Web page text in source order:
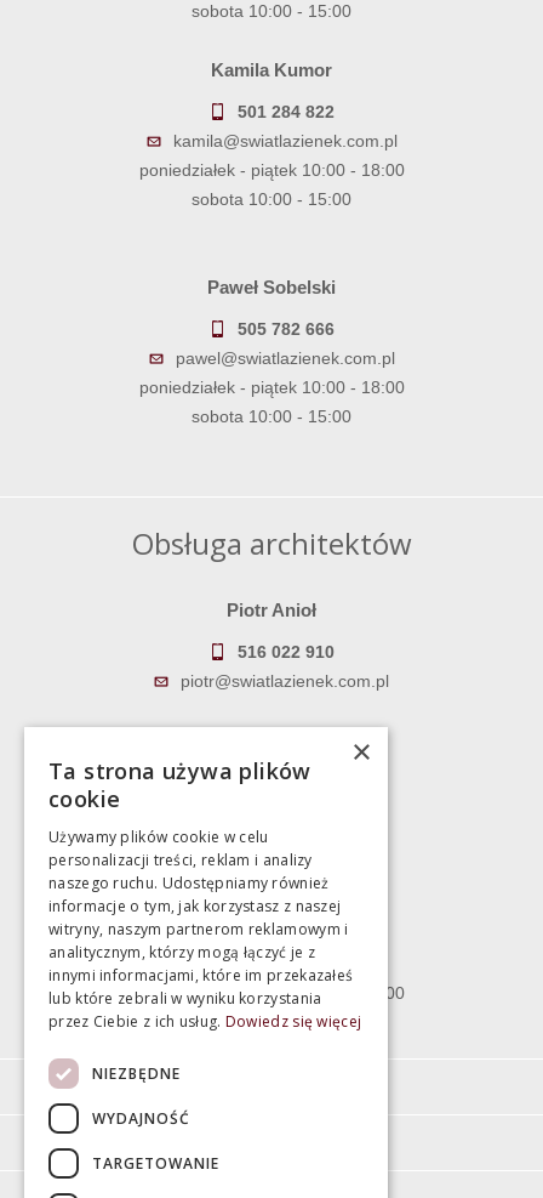
sobota 10:00 - 15:00
Kamila Kumor
501 284 822
kamila@swiatlazienek.com.pl
poniedziałek - piątek 10:00 - 18:00
sobota 10:00 - 15:00
Paweł Sobelski
505 782 666
pawel@swiatlazienek.com.pl
poniedziałek - piątek 10:00 - 18:00
sobota 10:00 - 15:00
Obsługa architektów
Piotr Anioł
516 022 910
piotr@swiatlazienek.com.pl
783 043 083
Magazyn
Bartycka 24/26 Hala 100
00-716 Warszawa
poniedziałek - piątek 10:00 - 18:00
sobota 10:00 - 15:00
×
Ta strona używa plików
cookie
Używamy plików cookie w celu
personalizacji treści, reklam i analizy
naszego ruchu. Udostępniamy również
informacje o tym, jak korzystasz z naszej
witryny, naszym partnerom reklamowym i
analitycznym, którzy mogą łączyć je z
innymi informacjami, które im przekazałeś
lub które zebrali w wyniku korzystania
przez Ciebie z ich usług. Dowiedz się więcej
NIEZBĘDNE
WYDAJNOŚĆ
TARGETOWANIE